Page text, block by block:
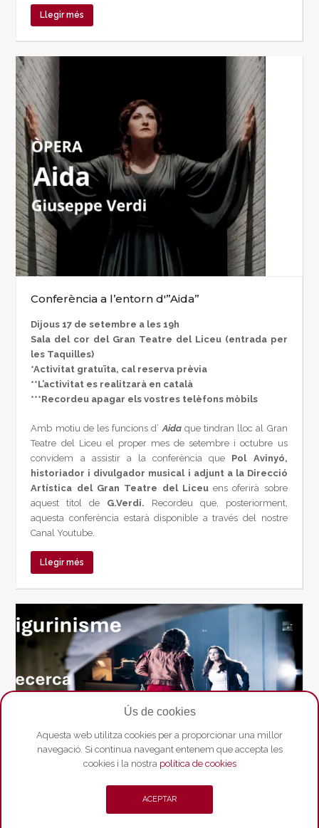
Llegir més
Conferència a l’entorn d'”Aida”
Dijous 17 de setembre a les 19h
Sala del cor del Gran Teatre del Liceu (entrada per
les Taquilles)
*Activitat gratuïta, cal reserva prèvia
**L’activitat es realitzarà en català
***Recordeu apagar els vostres telèfons mòbils
Amb motiu de les funcions d’Aida que tindran lloc al Gran
Teatre del Liceu el proper mes de setembre i octubre us
convidem a assistir a la conferència que Pol Avinyó,
historiador i divulgador musical i adjunt a la Direcció
Artística del Gran Teatre del Liceuens oferirà sobre
aquest títol de G.Verdi. Recordeu que, posteriorment,
aquesta conferència estarà disponible a través del nostre
Canal Youtube.
Llegir més
Conferència “Figurinisme i espai escènic”
Ús de cookies
Aquesta web utilitza cookies per a proporcionar una millor
navegació. Si continua navegant entenem que accepta les
cookies i la nostra política de cookies
ACEPTAR